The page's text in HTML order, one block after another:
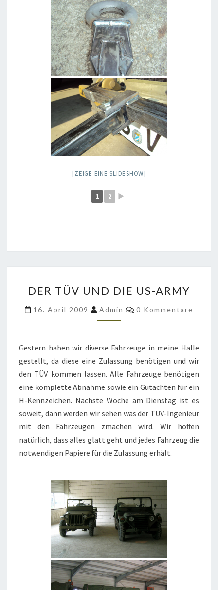
[ZEIGE EINE SLIDESHOW]
1 2 ►
TÜV
UND
DIE
ARMY
DER TÜV UND DIE US-ARMY
16. April 2009 Admin Kommentare
0 Kommentare
Gestern haben wir diverse Fahrzeuge in meine Halle
gestellt, da diese eine Zulassung benötigen und wir
den TÜV kommen lassen. Alle Fahrzeuge benötigen
eine komplette Abnahme sowie ein Gutachten für ein
H-Kennzeichen. Nächste Woche am Dienstag ist es
soweit, dann werden wir sehen was der TÜV-Ingenieur
mit den Fahrzeugen zmachen wird. Wir hoffen
natürlich, dass alles glatt geht und jedes Fahrzeug die
notwendigen Papiere für die Zulassung erhält.